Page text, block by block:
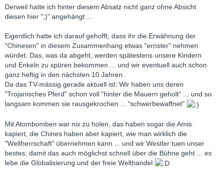
als "Kapitalismus" bezeichnen. Es ist eher eine Oligarchie mit
sozialistischem Einschlag.
Kapitalismus bzw. besser "Marktwirtschaft" im eigentlichen Sinne
hätte dagegen tatsächlich viele vernünftige Aspekte
aufzuweisen.
Ich hoffe, daß letztendlich die Vernunft siegt.
silver1st
Derweil hatte ich hinter diesem Absatz nicht ganz ohne Absicht
diesen hier ";)" angehängt ...
Eigentlich hatte ich darauf gehofft, dass ihr die Erwähnung der
"Chinesen" in diesem Zusammenhang etwas "ernster" nehmen
würdet. Das, was da abgeht, werden spätestens unsere Kindern
und Enkeln zu spüren bekommen ... und wir eventuell auch schon
ganz heftig in den nächsten 10 Jahren.
Da das TV-mässig gerade aktuell ist: Wir haben uns deren
"Trojanisches Pferd" schon voll "hinter die Mauern geholt" ... und so
langsam kommen sie rausgekrochen ... "schwerbewaffnet"
Mit Atombomben war nix zu holen, das haben sogar die Amis
kapiert, die Chines haben aber kapiert, wie man wirklich die
"Weltherrschaft" übernehmen kann ... und wir Westler tuen unser
bestes, damit das auch möglichst schnell über die Bühne geht ... es
lebe die Globalisierung und der freie Welthandel